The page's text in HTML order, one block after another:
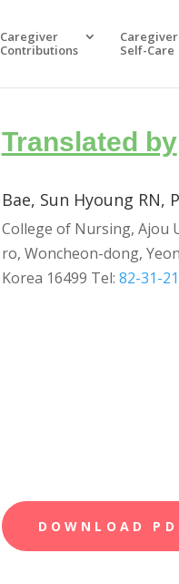
Caregiver
Contributions
Caregiver
Self-Care
Translated by
Bae, Sun Hyoung RN,
College of Nursing, Ajou
ro, Woncheon-dong,
Korea 16499 Tel: 82-31-
DOWNLOAD